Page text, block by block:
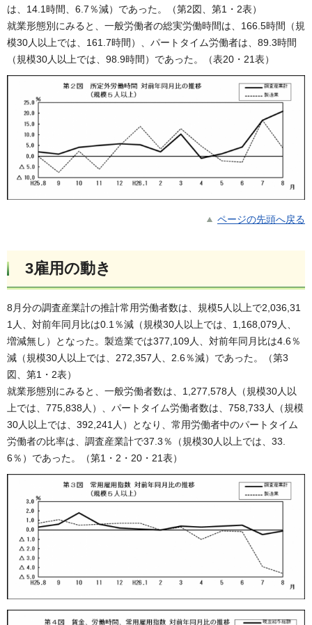
は、14.1時間、6.7％減）であった。（第2図、第1・2表）
就業形態別にみると、一般労働者の総実労働時間は、166.5時間（規
模30人以上では、161.7時間）、パートタイム労働者は、89.3時間
（規模30人以上では、98.9時間）であった。（表20・21表）
ページの先頭へ戻る
3雇用の動き
8月分の調査産業計の推計常用労働者数は、規模5人以上で2,036,31
1人、対前年同月比は0.1％減（規模30人以上では、1,168,079人、
増減無し）となった。製造業では377,109人、対前年同月比は4.6％
減（規模30人以上では、272,357人、2.6％減）であった。（第3
図、第1・2表）
就業形態別にみると、一般労働者数は、1,277,578人（規模30人以
上では、775,838人）、パートタイム労働者数は、758,733人（規模
30人以上では、392,241人）となり、常用労働者中のパートタイム
労働者の比率は、調査産業計で37.3％（規模30人以上では、33.
6％）であった。（第1・2・20・21表）